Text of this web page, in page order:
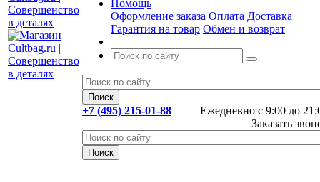
Помощь
Оформление заказа Оплата Доставка
Гарантия на товар Обмен и возврат
Ежедневно с 9:00 до
+7 (495) 215-01-88
Заказать